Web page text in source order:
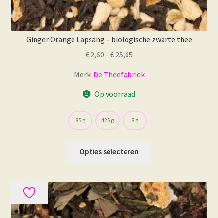
Ginger Orange Lapsang – biologische zwarte thee
€ 2,60 - € 25,65
tot
€ 25,65
Merk: De Theefabriek
Op voorraad
85 g 425 g 8 g
Opties selecteren
meerdere
variaties.
Deze